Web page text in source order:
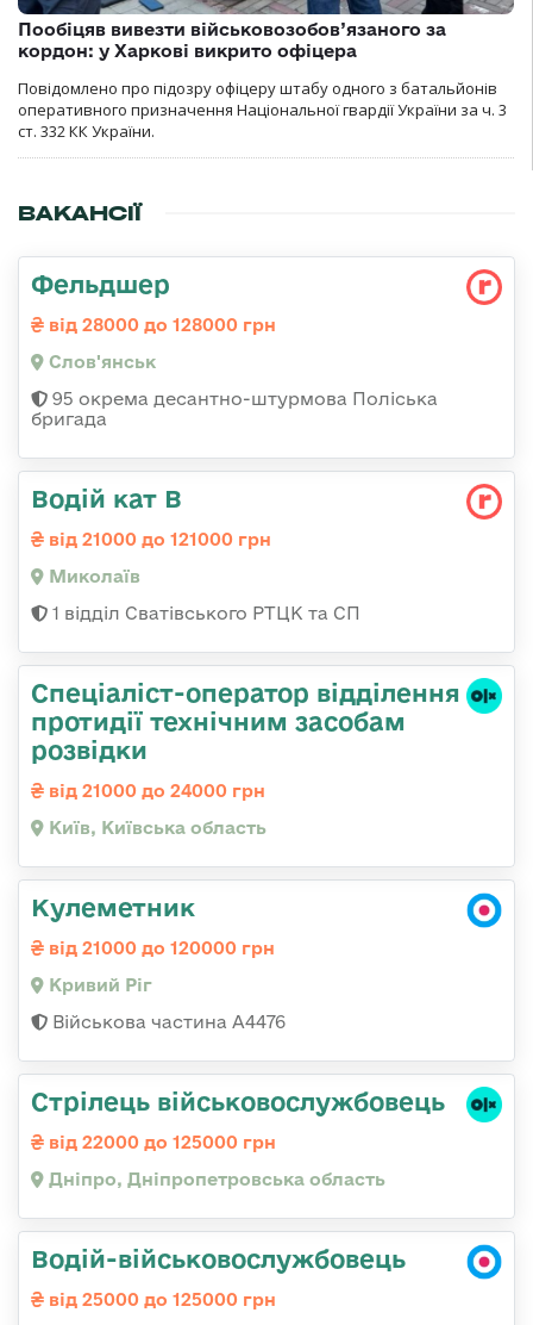
Пообіцяв вивезти військовозобов’язаного за
кордон: у Харкові викрито офіцера
Повідомлено про підозру офіцеру штабу одного з батальйонів
оперативного призначення Національної гвардії України за ч. 3
ст. 332 КК України.
ВАКАНСІЇ
Фельдшер
від 28000 до 128000 грн
Слов'янськ
95 окрема десантно-штурмова Поліська
бригада
Водій кат В
від 21000 до 121000 грн
Миколаїв
1 відділ Сватівського РТЦК та СП
Спеціаліст-оператор відділення
протидії технічним засобам
розвідки
від 21000 до 24000 грн
Київ, Київська область
Кулеметник
від 21000 до 120000 грн
Кривий Ріг
Військова частина А4476
Стрілець військовослужбовець
від 22000 до 125000 грн
Дніпро, Дніпропетровська область
Водій-військовослужбовець
від 25000 до 125000 грн